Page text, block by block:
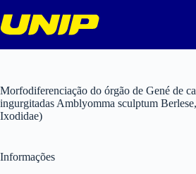
para
o
Morfodiferenciação do órgão de Gené de
ingurgitadas Amblyomma sculptum
Ixodidae)
Informações